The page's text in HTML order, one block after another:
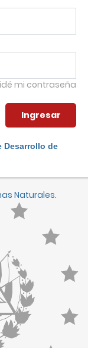
mi contraseña
Desarrollo de
Naturales.